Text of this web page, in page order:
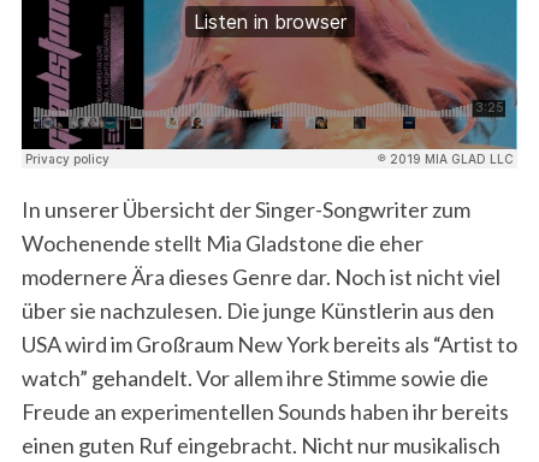
In unserer Übersicht der Singer-Songwriter zum
Wochenende stellt Mia Gladstone die eher
modernere Ära dieses Genre dar. Noch ist nicht viel
über sie nachzulesen. Die junge Künstlerin aus den
USA wird im Großraum New York bereits als “Artist to
watch” gehandelt. Vor allem ihre Stimme sowie die
Freude an experimentellen Sounds haben ihr bereits
einen guten Ruf eingebracht. Nicht nur musikalisch